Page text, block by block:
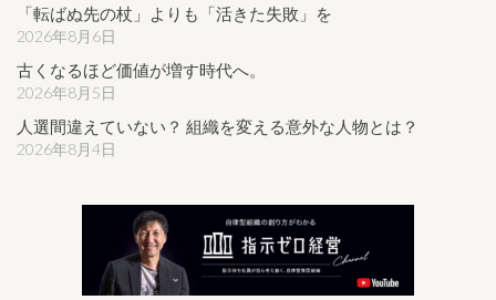
「転ばぬ先の杖」よりも「活きた失敗」を
2026年8月6日
古くなるほど価値が増す時代へ。
2026年8月5日
人選間違えていない？ 組織を変える意外な人物とは？
2026年8月4日